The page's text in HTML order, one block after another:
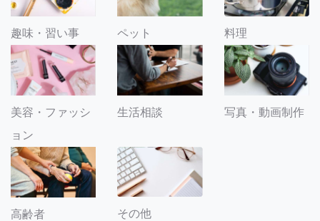
趣味・習い事 ペット 料理
美容・ファッシ
ョン
生活相談 写真・動画制作
高齢者 その他